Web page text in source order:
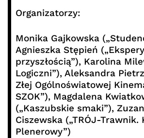
Organizatorzy:
Monika Gajkowska
Agnieszka Stępień
przyszłością”), Karolina
Logiczni”), Aleksandra
Złej Ogólnoświatowej
SZOK”), Magdalena
(„Kaszubskie smaki”),
Ciszewska („TRÓJ-Trawnik.
Plenerowy”)